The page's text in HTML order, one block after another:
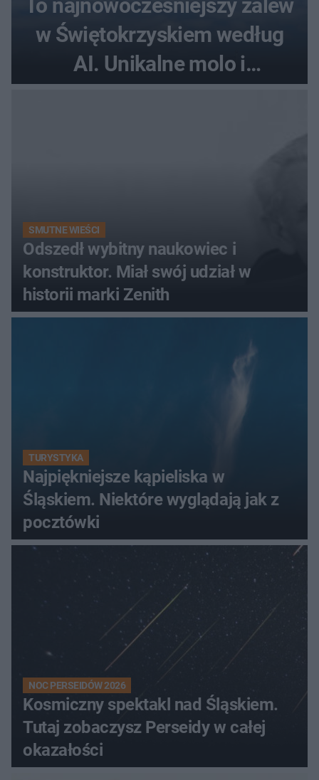
To najnowocześniejszy zalew
w Świętokrzyskiem według
AI. Unikalne molo i
promenada
SMUTNE WIEŚCI
Odszedł wybitny naukowiec i
konstruktor. Miał swój udział w
historii marki Zenith
TURYSTYKA
Najpiękniejsze kąpieliska w
Śląskiem. Niektóre wyglądają jak z
pocztówki
NOC PERSEIDÓW 2026
Kosmiczny spektakl nad Śląskiem.
Tutaj zobaczysz Perseidy w całej
okazałości